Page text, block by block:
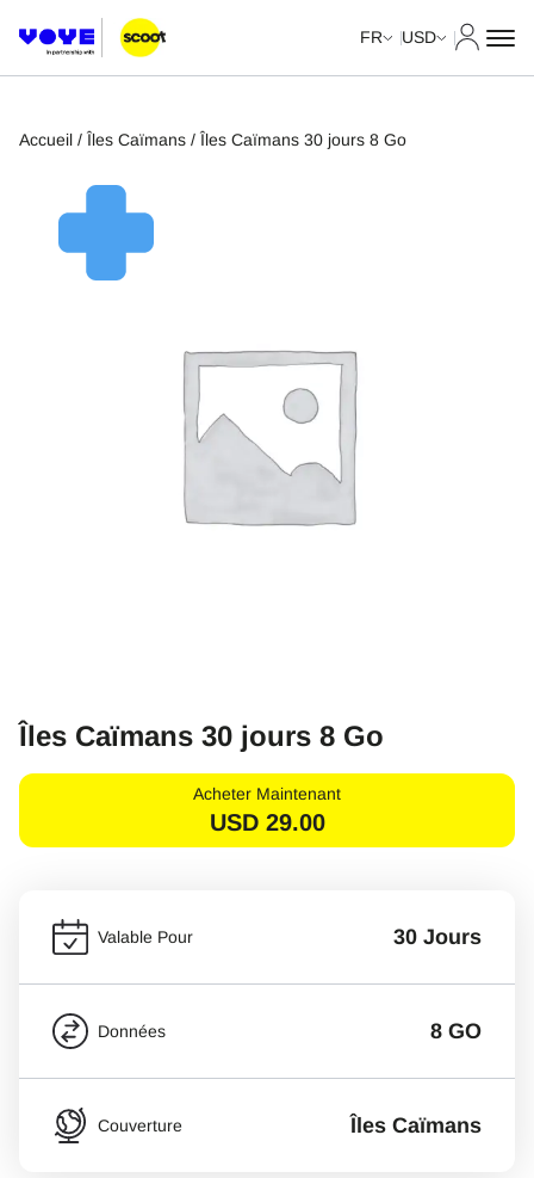
FR USD
Accueil / Îles Caïmans / Îles Caïmans 30 jours 8 Go
Îles Caïmans 30 jours 8 Go
Acheter Maintenant
USD 29.00
Valable Pour 30 Jours
Données 8 GO
Couverture Îles Caïmans